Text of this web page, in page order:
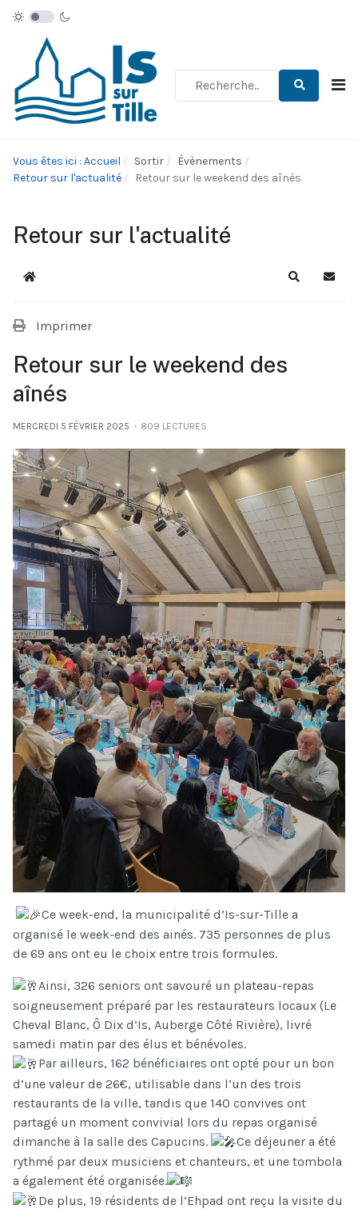
Vous êtes ici : Accueil Sortir
Évènements
Retour sur l'actualité
Retour sur le weekend des aînés
Retour sur l'actualité
Accueil Recherche
Imprimer
Retour sur le weekend des
aînés
MERCREDI 5 FÉVRIER 2025 809 LECTURES
Ce week-end, la municipalité d’Is-sur-Tille a
organisé le week-end des ainés. 735 personnes de plus
de 69 ans ont eu le choix entre trois formules.
Ainsi, 326 seniors ont savouré un plateau-repas
soigneusement préparé par les restaurateurs locaux (Le
Cheval Blanc, Ô Dix d’Is, Auberge Côté Rivière), livré
samedi matin par des élus et bénévoles.
Par ailleurs, 162 bénéficiaires ont opté pour un bon
d’une valeur de 26€, utilisable dans l’un des trois
restaurants de la ville, tandis que 140 convives ont
partagé un moment convivial lors du repas organisé
dimanche à la salle des Capucins.
Ce déjeuner a été
rythmé par deux musiciens et chanteurs, et une tombola
a également été organisée.
De plus, 19 résidents de l’Ehpad ont reçu la visite du